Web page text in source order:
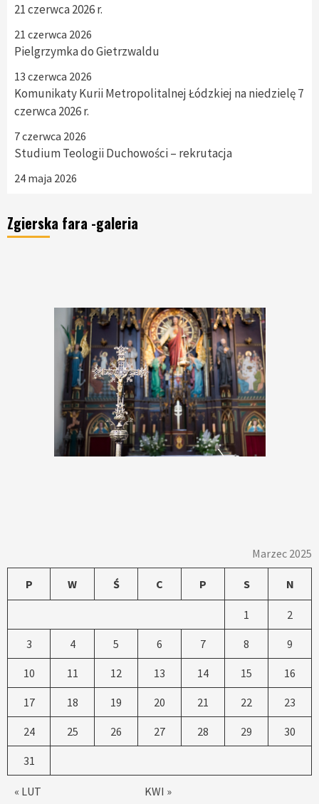
21 czerwca 2026 r.
21 czerwca 2026
Pielgrzymka do Gietrzwaldu
13 czerwca 2026
Komunikaty Kurii Metropolitalnej Łódzkiej na niedzielę 7
czerwca 2026 r.
7 czerwca 2026
Studium Teologii Duchowości – rekrutacja
24 maja 2026
Zgierska fara -galeria
Marzec 2025
P W Ś C P S N
« LUT KWI »
1 2
3 4 5 6 7 8 9
10 11 12 13 14 15 16
17 18 19 20 21 22 23
24 25 26 27 28 29 30
31